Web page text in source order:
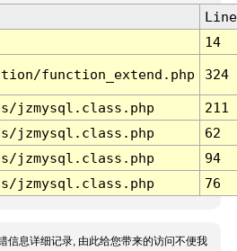
Line
14
function_extend.php 324
jzmysql.class.php
211
jzmysql.class.php
62
jzmysql.class.php
94
jzmysql.class.php 76
信息详细记录, 由此给您带来的访问不便我